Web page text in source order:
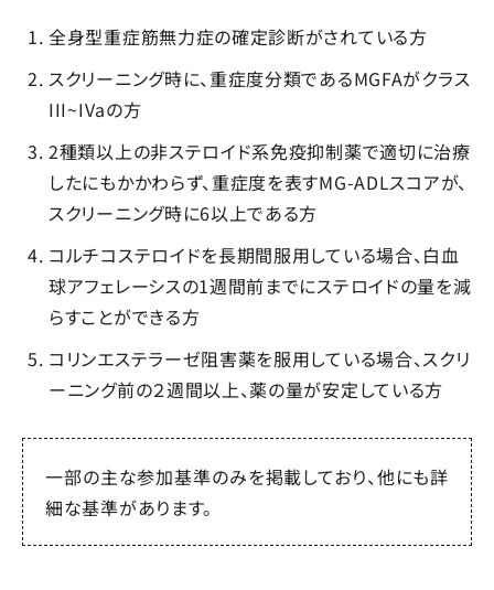
全身型重症筋無力症の確定診断がされている方
スクリーニング時に、重症度分類であるMGFAがクラス
III~IVaの方
2種類以上の非ステロイド系免疫抑制薬で適切に治療
したにもかかわらず、重症度を表すMG-ADLスコアが、
スクリーニング時に6以上である方
コルチコステロイドを長期間服用している場合、白血
球アフェレーシスの1週間前までにステロイドの量を減
らすことができる方
コリンエステラーゼ阻害薬を服用している場合、スクリ
ーニング前の２週間以上、薬の量が安定している方
一部の主な参加基準のみを掲載しており、他にも詳
細な基準があります。